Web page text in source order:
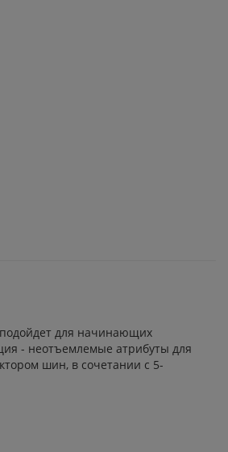
подойдет для начинающих
- неотъемлемые атрибуты для
шин, в сочетании с 5-